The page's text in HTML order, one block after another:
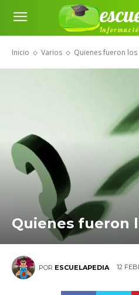
Inicio Varios Quienes fueron los
Quienes fueron
POR ESCUELAPEDIA 12